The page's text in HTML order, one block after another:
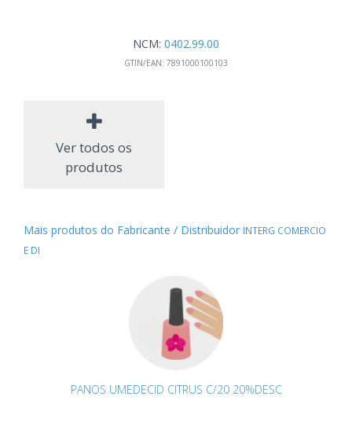
NCM: 0402.99.00
GTIN/EAN: 7891000100103
Ver todos os
produtos
Mais produtos do Fabricante / Distribuidor INTERG COMERCIO
E DI
PANOS UMEDECID CITRUS C/20 20%DESC